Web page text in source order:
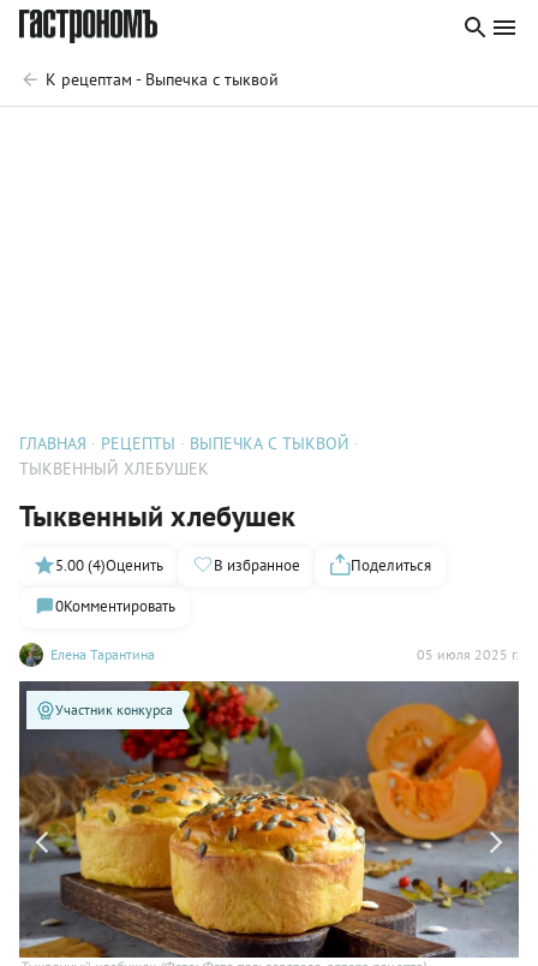
К рецептам - Выпечка с тыквой
ГЛАВНАЯ РЕЦЕПТЫ
ВЫПЕЧКА С ТЫКВОЙ
ТЫКВЕННЫЙ ХЛЕБУШЕК
Тыквенный хлебушек
Елена Тарантина 05 июля 2025 г.
5.00 (4)Оценить В избранное
Поделиться
0Комментировать
Участник конкурса